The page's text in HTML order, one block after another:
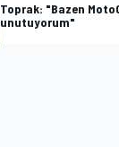
Toprak: "Bazen
unutuyorum"